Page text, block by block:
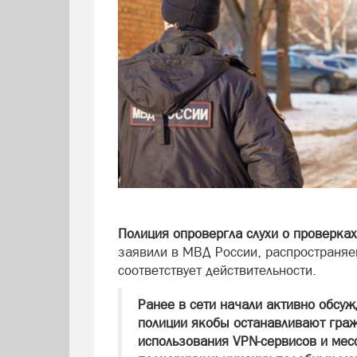
Полиция опровергла слухи о
заявили в МВД России,
соответствует действительности.
Ранее в сети начали активно
полиции якобы останавливают
использования VPN-сервисов и